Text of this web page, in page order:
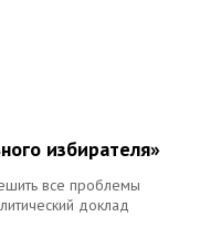
избирателя»
все проблемы
доклад